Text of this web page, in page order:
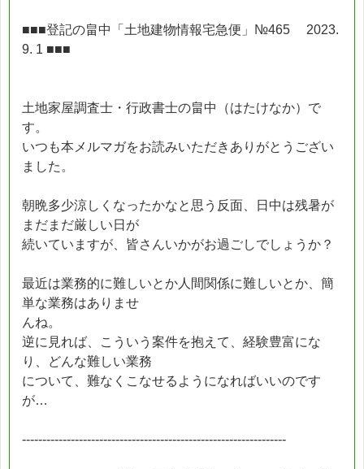
■■■登記の畠中「土地建物情報宅急便」№465 2023.
9. 1 ■■■
土地家屋調査士・行政書士の畠中（はたけなか）で
す。
いつも本メルマガをお読みいただきありがとうござい
ました。
朝晩多少涼しくなったかなと思う反面、日中は残暑が
まだまだ厳しい日が
続いていますが、皆さんいかがお過ごしでしょうか？
最近は業務的に難しいとか人間関係に難しいとか、簡
単な業務はありませ
んね。
逆に見れば、こういう案件を抱えて、経験豊富にな
り、どんな難しい業務
について、難なくこなせるようになればいいのです
が…
-----------------------------------------------------------------